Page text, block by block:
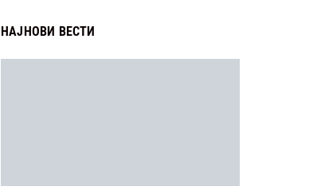
НАЈНОВИ ВЕСТИ